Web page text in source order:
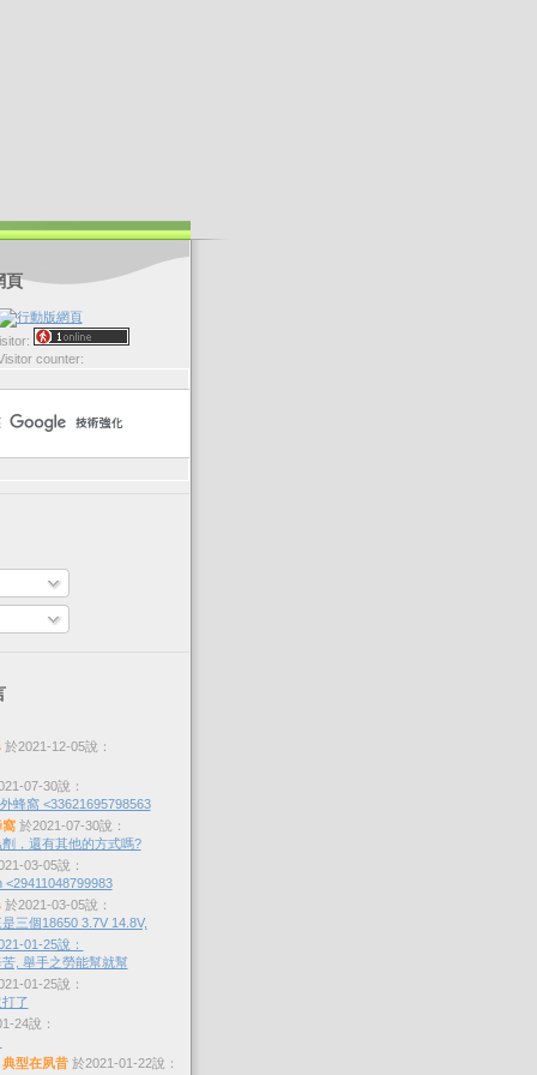
頁
counter:
於2021-12-05說：
07-30說：
蜂窩 <33621695798563
窩於2021-07-30說：
，還有其他的方式嗎?
03-05說：
<29411048799983
於2021-03-05說：
三個18650 3.7V 14.8V,
01-25說：
, 舉手之勞能幫就幫
01-25說：
了
24說：
型在夙昔於2021-01-22說：